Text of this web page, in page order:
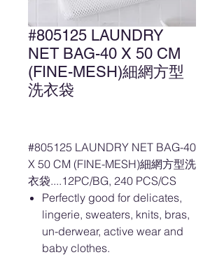
#805125 LAUNDRY
NET BAG-40 X 50 CM
(FINE-MESH)細網方型
洗衣袋
#805125 LAUNDRY NET BAG-40
X 50 CM (FINE-MESH)細網方型洗
衣袋....12PC/BG, 240 PCS/CS
Perfectly good for delicates,
lingerie, sweaters, knits, bras,
un-derwear, active wear and
baby clothes.